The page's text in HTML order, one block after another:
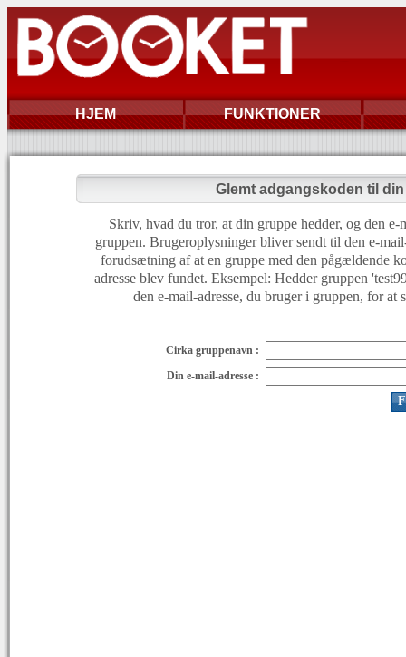
HJEM FUNKTIONER
Glemt adgangskoden til
Skriv, hvad du tror, at din gruppe hedder, og den e-
gruppen. Brugeroplysninger bliver sendt til den e-
forudsætning af at en gruppe med den pågældende
adresse blev fundet. Eksempel: Hedder gruppen
den e-mail-adresse, du bruger i gruppen, for at
Cirka gruppenavn :
Din e-mail-adresse :